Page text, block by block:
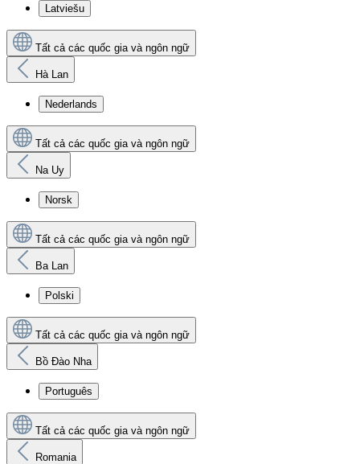
Latviešu
Tất cả các quốc gia và ngôn ngữ
Hà Lan
Nederlands
Tất cả các quốc gia và ngôn ngữ
Na Uy
Norsk
Tất cả các quốc gia và ngôn ngữ
Ba Lan
Polski
Tất cả các quốc gia và ngôn ngữ
Bồ Đào Nha
Português
Tất cả các quốc gia và ngôn ngữ
Romania